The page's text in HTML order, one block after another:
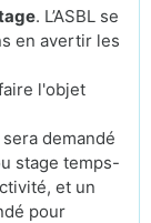
. L’ASBL se
en avertir les
l'objet
demandé
stage temps-
et un
pour